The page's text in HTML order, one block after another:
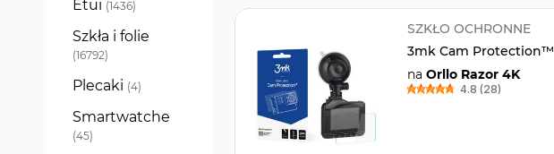
SZKŁO OCHRONNE
3mk Cam Protection™
na Orllo Razor 4K
4.8 (28)
Etui 1436
produkty
Szkła i folie
16792
produkty
Plecaki 4
produkty
Smartwatche
45
produkty